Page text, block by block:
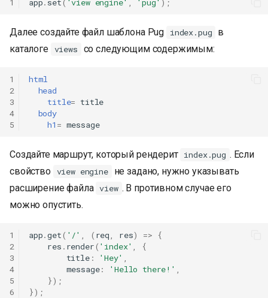
Далее создайте файл шаблона Pug index.pug
в
каталоге views со следующим содержимым:
1
2
3
4
5
html
head
title= title
body
h1 = message
Создайте маршрут, который рендерит index.pug . Если
свойство view engine
не задано, нужно указывать
расширение файла view . В противном случае его
можно опустить.
1
2
3
4
5
6
app.get( '/' ( req res) =>
{
res . render( 'index'
{
title: 'Hey'
message: 'Hello there!'
});
});